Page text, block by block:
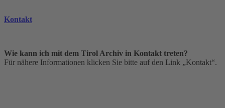
Kontakt
Wie kann ich mit dem Tirol Archiv in Kontakt treten?
Für nähere Informationen klicken Sie bitte auf den Link „Kontakt“.